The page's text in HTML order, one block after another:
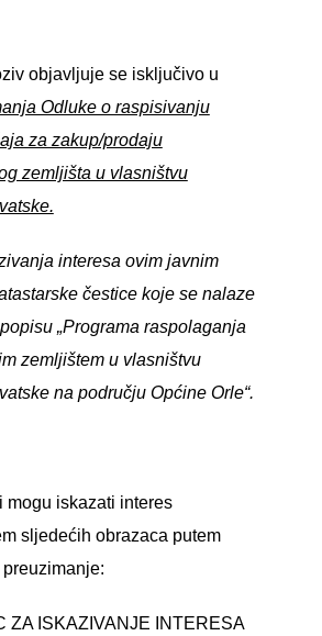
objavljuje se isključivo u
Odluke o raspisivanju
za zakup/prodaju
zemljišta u vlasništvu
interesa ovim javnim
čestice koje se nalaze
„Programa raspolaganja
zemljištem u vlasništvu
na području Općine Orle“.
mogu iskazati interes
sljedećih obrazaca putem
ZA ISKAZIVANJE INTERESA